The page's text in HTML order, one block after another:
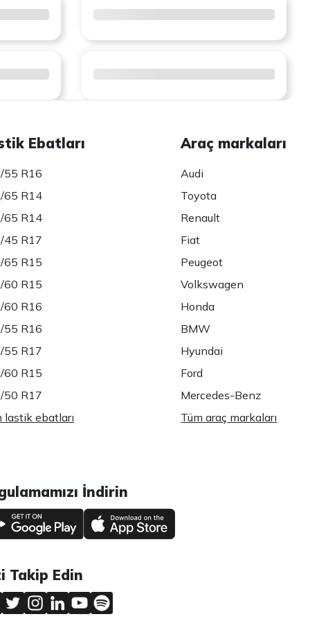
Ebatları
55 R16
65 R14
65 R14
45 R17
65 R15
60 R15
60 R16
55 R16
55 R17
60 R15
50 R17
lastik ebatları
Araç markaları
Audi
Toyota
Renault
Fiat
Peugeot
Volkswagen
Honda
BMW
Hyundai
Ford
Mercedes-Benz
Tüm araç markaları
İndirin
Takip Edin